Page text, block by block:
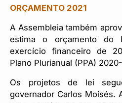
ORÇAMENTO 2021
A Assembleia também
estima o orçamento do
exercício financeiro de
Plano Plurianual (PPA)
Os projetos de lei
governador Carlos Moisés.